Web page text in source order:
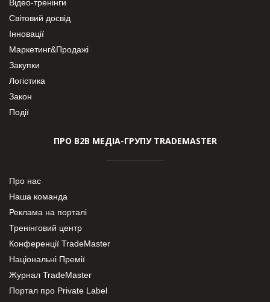
Відео-тренінги
Світовий досвід
Інновації
Маркетинг&Продажі
Закупки
Логістика
Закон
Події
ПРО В2В МЕДІА-ГРУПУ TRADEMASTER
Про нас
Наша команда
Реклама на порталі
Тренінговий центр
Конференції TradeMaster
Національні Премії
Журнал TradeMaster
Портал про Private Label